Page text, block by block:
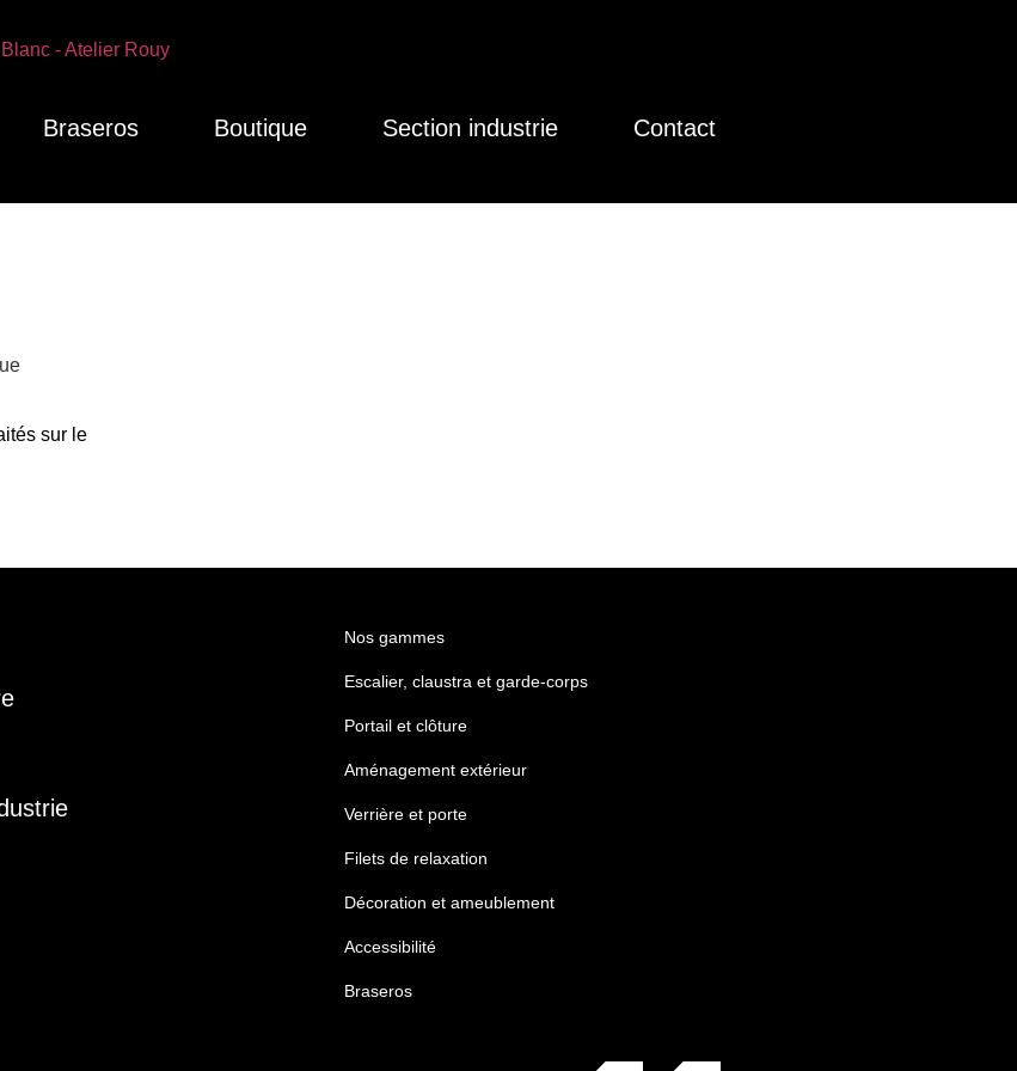
Braseros Boutique Section industrie Contact
sur le
Nos gammes
Escalier, claustra et garde-corps
Portail et clôture
Aménagement extérieur
Verrière et porte
Filets de relaxation
Décoration et ameublement
Accessibilité
Braseros